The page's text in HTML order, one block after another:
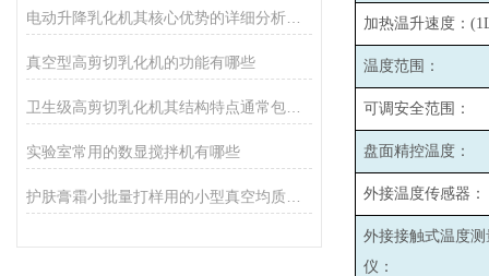
真空型高剪切乳化机的功能有哪些
实验室常用的数显搅拌机有哪些
加热温升速度：
温度范围：
可调安全范围：
盘面精控温度：
外接温度传感器：
外接接触式温度测
仪：